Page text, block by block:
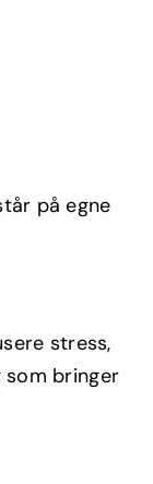
på egne
stress,
som bringer